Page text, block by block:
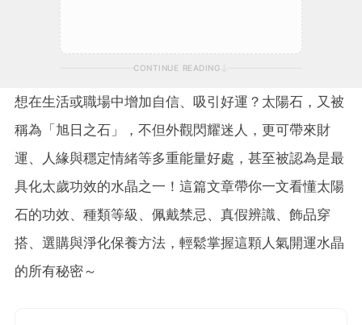
CONTINUE READING
想在生活或職場中增加自信、吸引好運？太陽石，又被
稱為「旭日之石」，不但外觀閃耀迷人，更可帶來財
運、人緣與穩定情緒等多重能量好處，甚至被認為是最
具化太歲功效的水晶之一！這篇文章帶你一文看懂太陽
石的功效、種類等級、佩戴禁忌、真假辨識、飾品穿
搭、選購與淨化保養方法，輕鬆掌握這顆人氣開運水晶
的所有秘密～